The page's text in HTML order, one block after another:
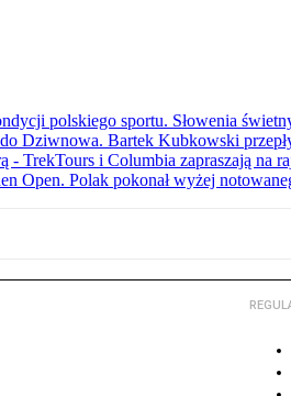
polskiego sportu. Słowenia
Dziwnowa. Bartek Kubkowski
- TrekTours i Columbia zapraszają na
Open. Polak pokonał wyżej